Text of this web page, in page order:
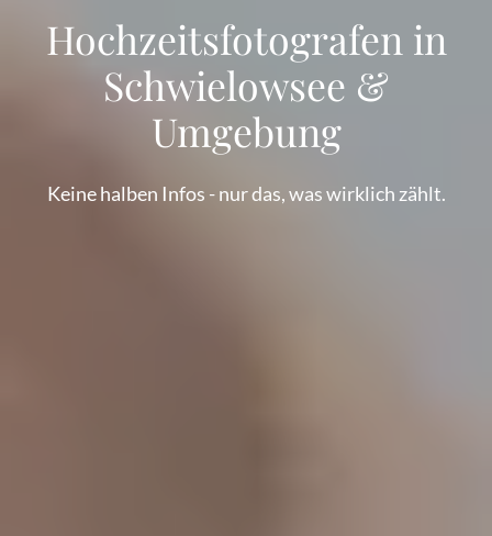
Hochzeitsfotografen in
Schwielowsee &
Umgebung
Keine halben Infos - nur das, was wirklich zählt.